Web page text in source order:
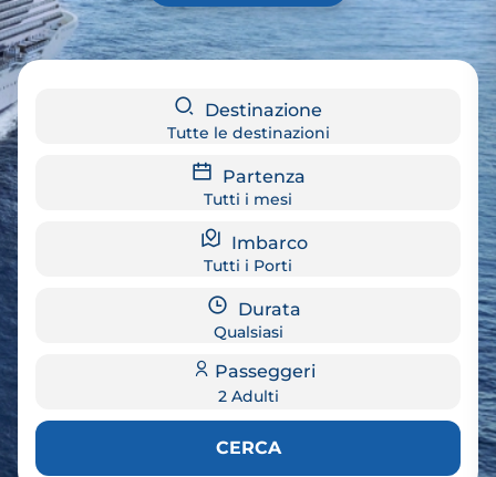
Destinazione
Tutte le destinazioni
Partenza
Tutti i mesi
Imbarco
Tutti i Porti
Durata
Qualsiasi
Passeggeri
2 Adulti
CERCA